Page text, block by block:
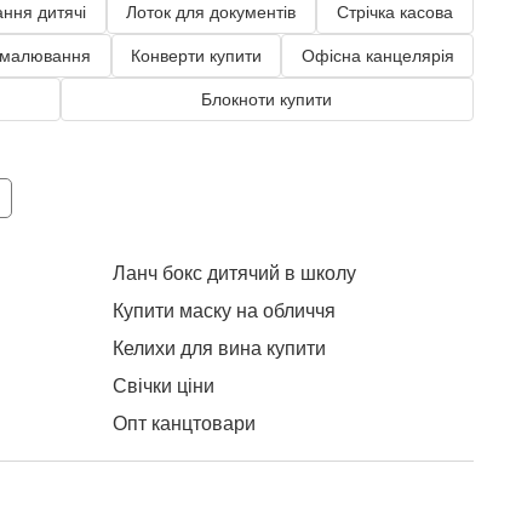
дитячі Лоток для документів Стрічка касова
Конверти купити Офісна канцелярія
Блокноти купити
Ланч бокс дитячий в школу
Купити маску на обличчя
Келихи для вина купити
Свічки ціни
Опт канцтовари
Купити динозаврів